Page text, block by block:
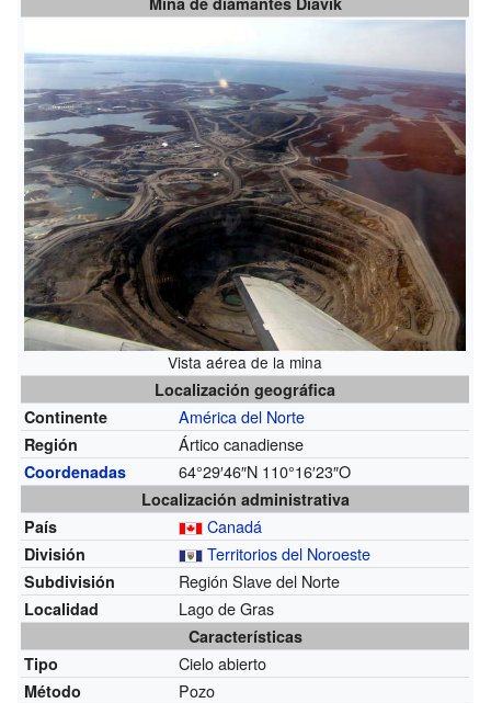
Vista aérea de la mina
Localización geográfica
Continente
América del Norte
Región Ártico canadiense
Coordenadas 64°29′46″N 110°16′23″O
Localización administrativa
País
Canadá
División Territorios del Noroeste
Subdivisión Región Slave del Norte
Localidad Lago de Gras
Características
Tipo
Cielo abierto
Método Pozo